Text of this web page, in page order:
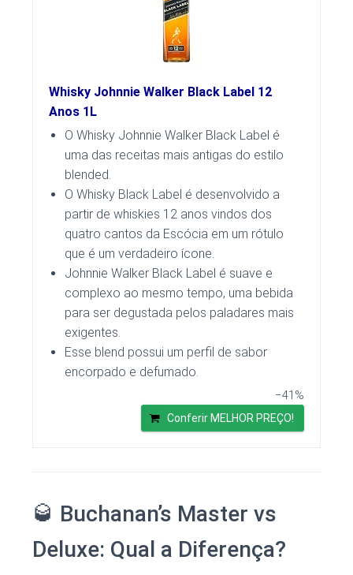
Whisky Johnnie Walker Black Label 12
Anos 1L
O Whisky Johnnie Walker Black Label é
uma das receitas mais antigas do estilo
blended.
O Whisky Black Label é desenvolvido a
partir de whiskies 12 anos vindos dos
quatro cantos da Escócia em um rótulo
que é um verdadeiro ícone.
Johnnie Walker Black Label é suave e
complexo ao mesmo tempo, uma bebida
para ser degustada pelos paladares mais
exigentes.
Esse blend possui um perfil de sabor
encorpado e defumado.
−41%
Conferir MELHOR PREÇO!
🥃 Buchanan’s Master vs
Deluxe: Qual a Diferença?